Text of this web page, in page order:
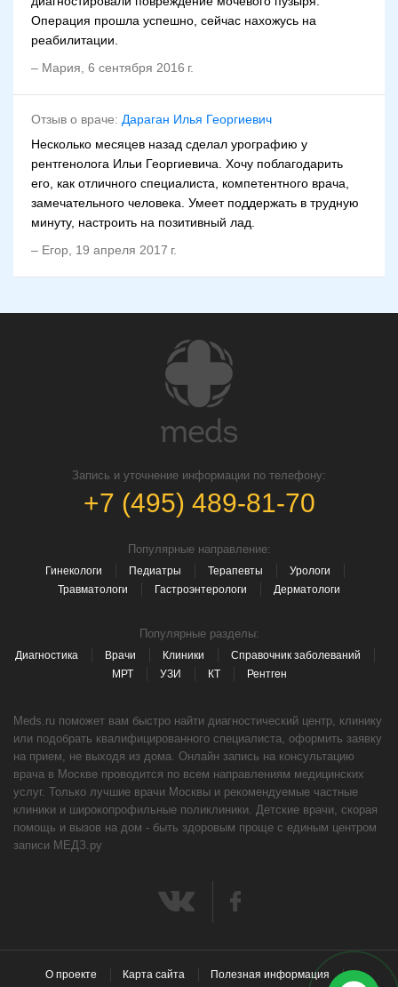
Операция прошла успешно, сейчас нахожусь на
реабилитации.
– Мария, 6 сентября 2016 г.
Отзыв о враче: Дараган Илья Георгиевич
Несколько месяцев назад сделал урографию у
рентгенолога Ильи Георгиевича. Хочу поблагодарить
его, как отличного специалиста, компетентного врача,
замечательного человека. Умеет поддержать в трудную
минуту, настроить на позитивный лад.
– Егор, 19 апреля 2017 г.
Запись и уточнение информации по телефону:
+7 (495) 489-81-70
Популярные направление:
Гинекологи Педиатры Терапевты
Урологи
Травматологи
Гастроэнтерологи Дерматологи
Популярные разделы:
Диагностика Врачи Клиники
Справочник заболеваний
МРТ
УЗИ КТ Рентген
Meds.ru поможет вам быстро найти диагностический центр, клинику
или подобрать квалифицированного специалиста, оформить заявку
на прием, не выходя из дома. Онлайн запись на консультацию
врача в Москве проводится по всем направлениям медицинских
услуг. Только лучшие врачи Москвы и рекомендуемые частные
клиники и широкопрофильные поликлиники. Детские врачи, скорая
помощь и вызов на дом - быть здоровым проще с единым центром
записи МЕДЗ.ру
О проекте Карта сайта
Полезная информация